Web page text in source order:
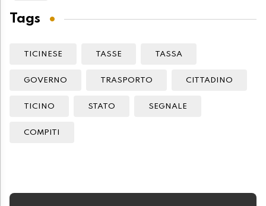
Tags
TICINESE TASSE TASSA
GOVERNO TRASPORTO CITTADINO
TICINO STATO SEGNALE
COMPITI